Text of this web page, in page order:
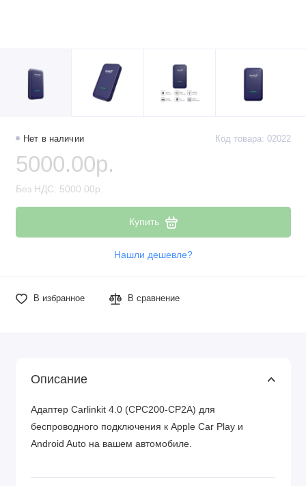
Нет в наличии Код товара: 02022
5000.00р.
Без НДС: 5000.00р.
Купить
Нашли дешевле?
В избранное В сравнение
Описание
Адаптер Carlinkit 4.0 (CPC200-CP2A) для
беспроводного подключения к Apple Car Play и
Android Auto на вашем автомобиле.